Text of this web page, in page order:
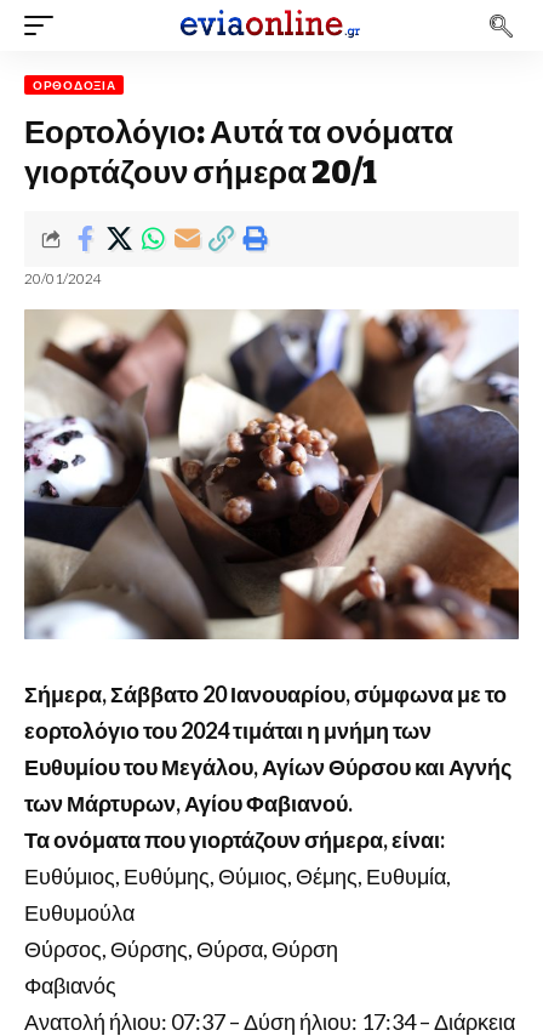
ΟΡΘΟΔΟΞΊΑ
Εορτολόγιο: Αυτά τα ονόματα
γιορτάζουν σήμερα 20/1
20/01/2024
Σήμερα, Σάββατο 20 Ιανουαρίου, σύμφωνα με το
εορτολόγιο του 2024 τιμάται η μνήμη των
Ευθυμίου του Μεγάλου, Αγίων Θύρσου και Αγνής
των Μάρτυρων, Αγίου Φαβιανού.
Τα ονόματα που γιορτάζουν σήμερα, είναι:
Ευθύμιος, Ευθύμης, Θύμιος, Θέμης, Ευθυμία,
Ευθυμούλα
Θύρσος, Θύρσης, Θύρσα, Θύρση
Φαβιανός
Ανατολή ήλιου: 07:37 – Δύση ήλιου: 17:34 – Διάρκεια